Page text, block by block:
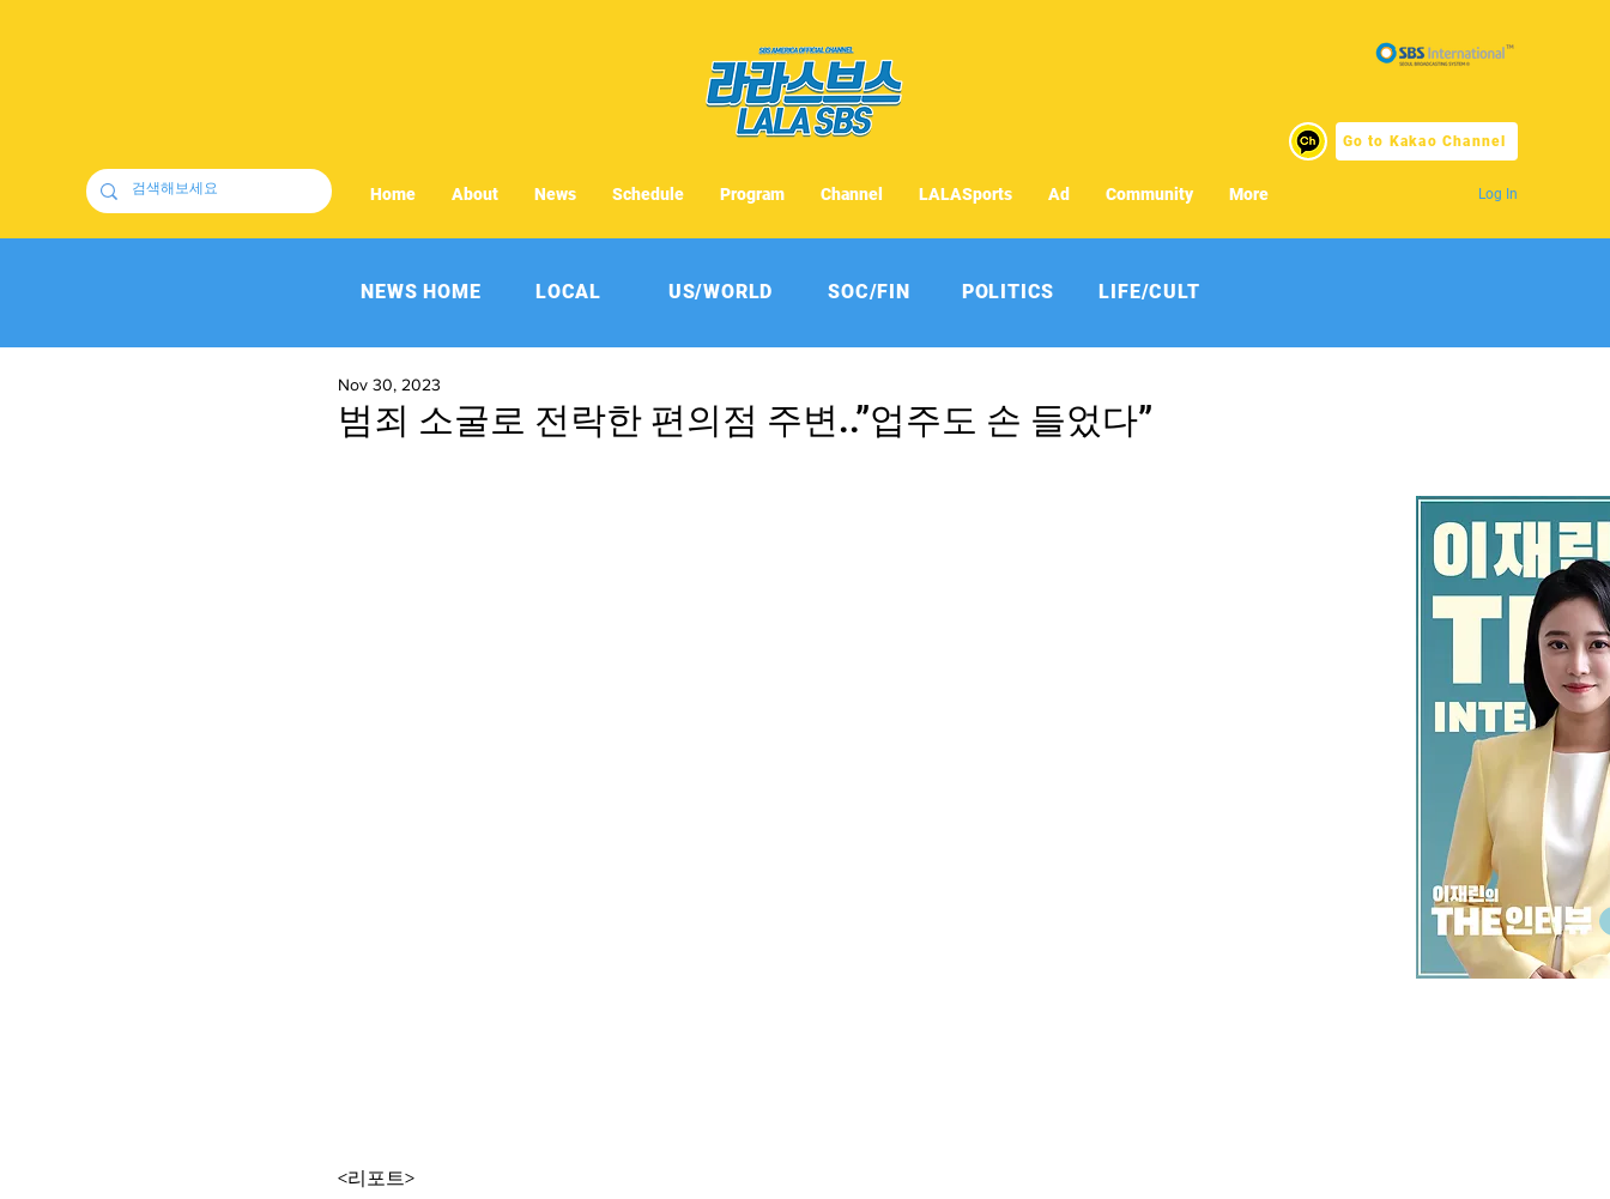
Go to Kakao Channel
Log In
Home About News Schedule Program Channel LALASports Ad Community More
NEWS HOME LOCAL US/WORLD SOC/FIN POLITICS LIFE/CULT
범죄 소굴로 전락한 편의점 주변..”업주도 손 들었다”
Nov 30, 2023
<리포트>